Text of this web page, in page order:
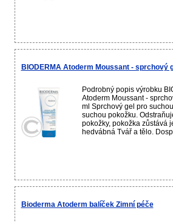
BIODERMA Atoderm Moussant - sprchový
Podrobný popis výrobku
Atoderm Moussant -
ml Sprchový gel pro
suchou pokožku.
pokožky, pokožka zůstává
hedvábná Tvář a tělo.
Bioderma Atoderm balíček Zimní péče